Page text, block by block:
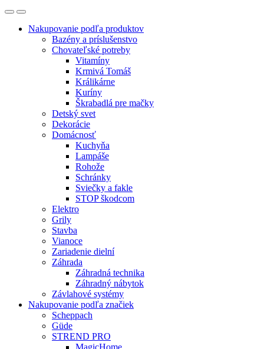
Nakupovanie podľa produktov
Bazény a príslušenstvo
Chovateľské potreby
Vitamíny
Krmivá Tomáš
Králikárne
Kuríny
Škrabadlá pre mačky
Detský svet
Dekorácie
Domácnosť
Kuchyňa
Lampáše
Rohože
Schránky
Sviečky a fakle
STOP škodcom
Elektro
Grily
Stavba
Vianoce
Zariadenie dielní
Záhrada
Záhradná technika
Záhradný nábytok
Závlahové systémy
Nakupovanie podľa značiek
Scheppach
Güde
STREND PRO
MagicHome